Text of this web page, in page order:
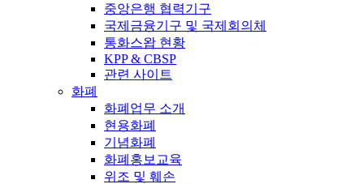
중앙은행 협력기구
국제금융기구 및 국제회의체
통화스왑 현황
KPP & CBSP
관련 사이트
화폐
화폐업무 소개
현용화폐
기념화폐
화폐홍보교육
위조 및 훼손